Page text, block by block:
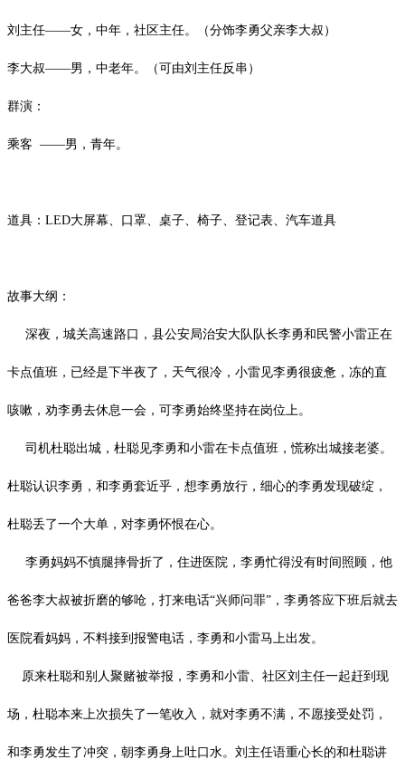
刘主任——女，中年，社区主任。（分饰李勇父亲李大叔）
李大叔——男，中老年。（可由刘主任反串）
群演：
乘客 ——男，青年。
道具： LED大屏幕、口罩、桌子、椅子、登记表、汽车道具
故事大纲：
深夜，城关高速路口，县公安局治安大队队长李勇和民警小雷正在
卡点值班，已经是下半夜了，天气很冷，小雷见李勇很疲惫，冻的直
咳嗽，劝李勇去休息一会，可李勇始终坚持在岗位上。
司机杜聪出城，杜聪见李勇和小雷在卡点值班，慌称出城接老婆。
杜聪认识李勇，和李勇套近乎，想李勇放行，细心的李勇发现破绽，
杜聪丢了一个大单，对李勇怀恨在心。
李勇妈妈不慎腿摔骨折了，住进医院，李勇忙得没有时间照顾，他
爸爸李大叔被折磨的够呛，打来电话“兴师问罪”，李勇答应下班后就去
医院看妈妈，不料接到报警电话，李勇和小雷马上出发。
原来杜聪和别人聚赌被举报，李勇和小雷、社区刘主任一起赶到现
场，杜聪本来上次损失了一笔收入，就对李勇不满，不愿接受处罚，
和李勇发生了冲突，朝李勇身上吐口水。刘主任语重心长的和杜聪讲